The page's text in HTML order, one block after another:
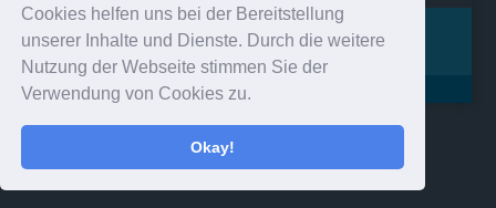
Cookies helfen uns bei der Bereitstellung
unserer Inhalte und Dienste. Durch die weitere
Nutzung der Webseite stimmen Sie der
Verwendung von Cookies zu.
Okay!
Impressum Kontakt